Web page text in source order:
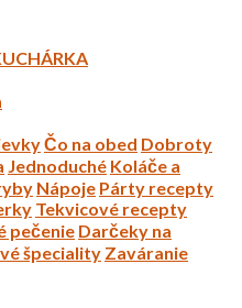
Čo na obed Dobroty
Jednoduché Koláče a
Nápoje Párty recepty
Tekvicové recepty
pečenie Darčeky na
špeciality Zaváranie